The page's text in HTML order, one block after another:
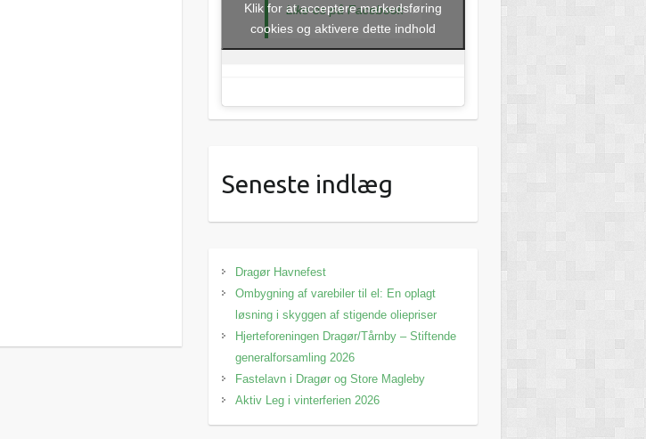
Like os på Facebook
Klik for at acceptere markedsføring
cookies og aktivere dette indhold
Seneste indlæg
Dragør Havnefest
Ombygning af varebiler til el: En oplagt
løsning i skyggen af stigende oliepriser
Hjerteforeningen Dragør/Tårnby – Stiftende
generalforsamling 2026
Fastelavn i Dragør og Store Magleby
Aktiv Leg i vinterferien 2026